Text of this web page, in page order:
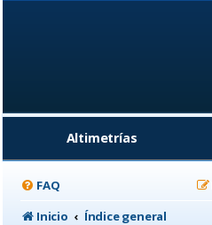
Altimetrías
FAQ
Inicio
Índice general